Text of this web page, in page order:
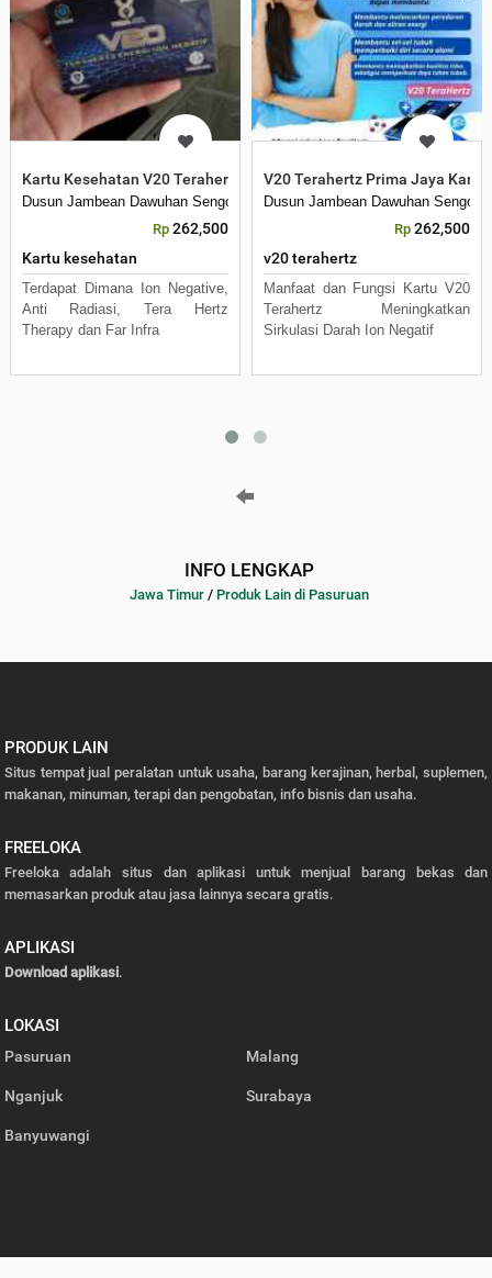
Kartu Kesehatan V20 Terahertz Prima Jaya Kartu Ion
Dusun Jambean Dawuhan Sengon
Rp 262,500
Kartu kesehatan
Terdapat Dimana Ion Negative,
Anti Radiasi, Tera Hertz
Therapy dan Far Infra
V20 Terahertz Prima Jaya
Dusun Jambean Dawuhan Sengon
Rp 262,500
v20 terahertz
Manfaat dan Fungsi Kartu V20
Terahertz Meningkatkan
Sirkulasi Darah Ion Negatif
INFO LENGKAP
Jawa Timur / Produk Lain di Pasuruan
PRODUK LAIN
Situs tempat jual peralatan untuk usaha, barang kerajinan, herbal, suplemen,
makanan, minuman, terapi dan pengobatan, info bisnis dan usaha.
FREELOKA
Freeloka adalah situs dan aplikasi untuk menjual barang bekas dan
memasarkan produk atau jasa lainnya secara gratis.
APLIKASI
Download aplikasi.
LOKASI
Pasuruan Malang
Nganjuk Surabaya
Banyuwangi